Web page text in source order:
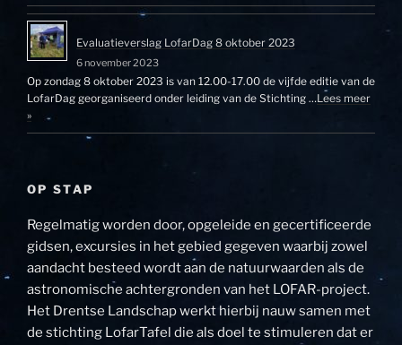
Evaluatieverslag LofarDag 8 oktober 2023
6 november 2023
Op zondag 8 oktober 2023 is van 12.00-17.00 de vijfde editie van de
LofarDag georganiseerd onder leiding van de Stichting …Lees meer
»
OP STAP
Regelmatig worden door, opgeleide en gecertificeerde
gidsen, excursies in het gebied gegeven waarbij zowel
aandacht besteed wordt aan de natuurwaarden als de
astronomische achtergronden van het LOFAR-project.
Het Drentse Landschap werkt hierbij nauw samen met
de stichting LofarTafel die als doel te stimuleren dat er